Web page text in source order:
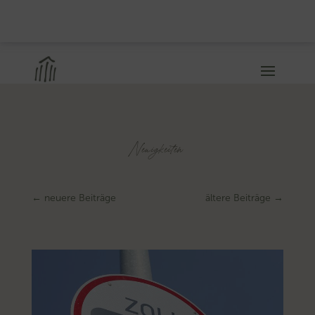
Neuigkeiten
← neuere Beiträge ältere Beiträge →